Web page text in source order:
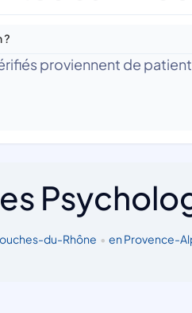
?
proviennent de
du-Rhône • en Provence-